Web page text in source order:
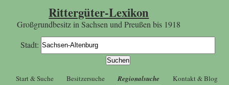
Rittergüter-Lexikon
Großgrundbesitz in Sachsen und Preußen bis 1918
Stadt:
Start & Suche Besitzersuche Regionalsuche Kontakt & Blog